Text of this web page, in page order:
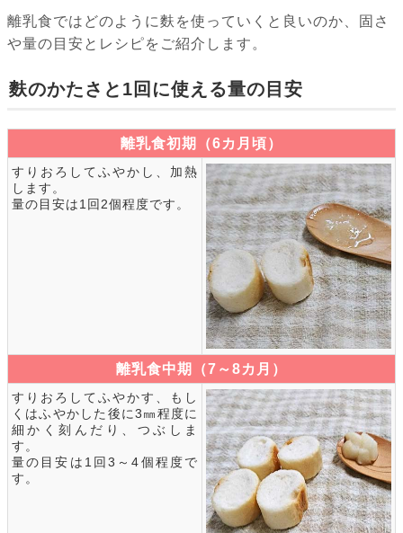
離乳食ではどのように麩を使っていくと良いのか、固さ
や量の目安とレシピをご紹介します。
麩のかたさと1回に使える量の目安
離乳食初期（6カ月頃）
すりおろしてふやかし、加熱
します。
量の目安は1回2個程度です。
離乳食中期（7～8カ月）
すりおろしてふやかす、もし
くはふやかした後に3㎜程度に
細かく刻んだり、つぶしま
す。
量の目安は1回3～4個程度で
す。